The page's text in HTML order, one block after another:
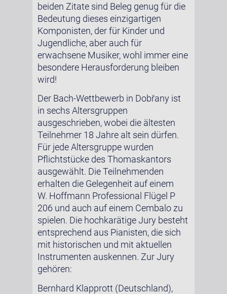
beiden Zitate sind Beleg genug für die
Bedeutung dieses einzigartigen
Komponisten, der für Kinder und
Jugendliche, aber auch für
erwachsene Musiker, wohl immer eine
besondere Herausforderung bleiben
wird!
Der Bach-Wettbewerb in Dobřany ist
in sechs Altersgruppen
ausgeschrieben, wobei die ältesten
Teilnehmer 18 Jahre alt sein dürfen.
Für jede Altersgruppe wurden
Pflichtstücke des Thomaskantors
ausgewählt. Die Teilnehmenden
erhalten die Gelegenheit auf einem
W. Hoffmann Professional Flügel P
206 und auch auf einem Cembalo zu
spielen. Die hochkarätige Jury besteht
entsprechend aus Pianisten, die sich
mit historischen und mit aktuellen
Instrumenten auskennen. Zur Jury
gehören:
Bernhard Klapprott (Deutschland),